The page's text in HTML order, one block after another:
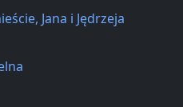
Jana i Jędrzeja